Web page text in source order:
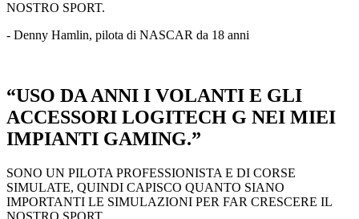
NOSTRO SPORT.
- Denny Hamlin, pilota di NASCAR da 18 anni
“USO DA ANNI I VOLANTI E GLI
ACCESSORI LOGITECH G NEI MIEI
IMPIANTI GAMING.”
SONO UN PILOTA PROFESSIONISTA E DI CORSE
SIMULATE, QUINDI CAPISCO QUANTO SIANO
IMPORTANTI LE SIMULAZIONI PER FAR CRESCERE IL